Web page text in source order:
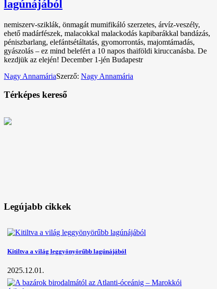
lagúnájából
nemiszerv-sziklák, önmagát mumifikáló szerzetes, árvíz-veszély,
ehető madárfészek, malacokkal malackodás kapibarákkal bandázás,
péniszbarlang, elefántsétáltatás, gyomorrontás, majomtámadás,
gyászolás – ez mind belefért a 10 napos thaiföldi kiruccanásba. De
kezdjük az elején! December 1-jén Budapestr
Nagy AnnamáriaSzerző: Nagy Annamária
Térképes kereső
Legújabb cikkek
Kitiltva a világ leggyönyörűbb lagúnájából
2025.12.01.